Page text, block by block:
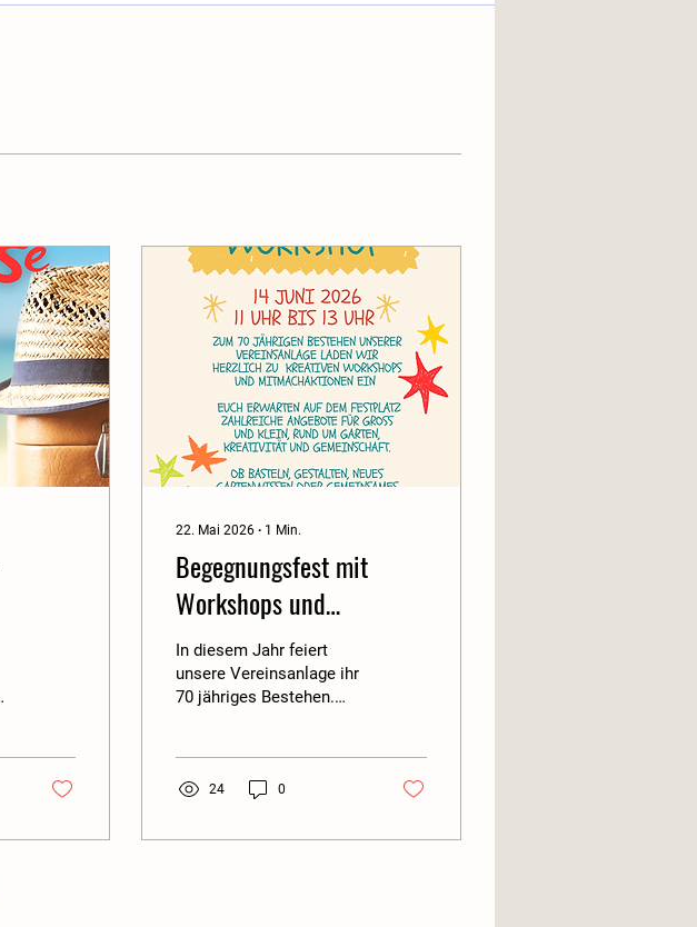
22. Mai 2026 ∙ 1 Min.
Begegnungsfest mit
Workshops und
Mitmachaktionen
In diesem Jahr feiert
unsere Vereinsanlage ihr
70 jähriges Bestehen.
einem großen
Dazu laden wir alle
24 0